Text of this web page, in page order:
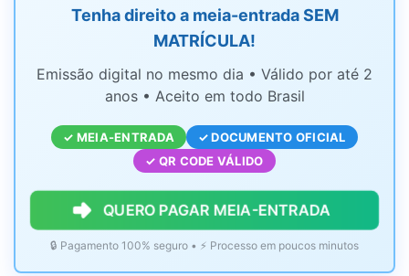
Tenha direito a meia-entrada SEM
MATRÍCULA!
Emissão digital no mesmo dia • Válido por até 2
anos • Aceito em todo Brasil
✓ MEIA-ENTRADA
✓ DOCUMENTO OFICIAL
✓ QR CODE VÁLIDO
QUERO PAGAR MEIA-ENTRADA
🔒 Pagamento 100% seguro • ⚡ Processo em poucos minutos